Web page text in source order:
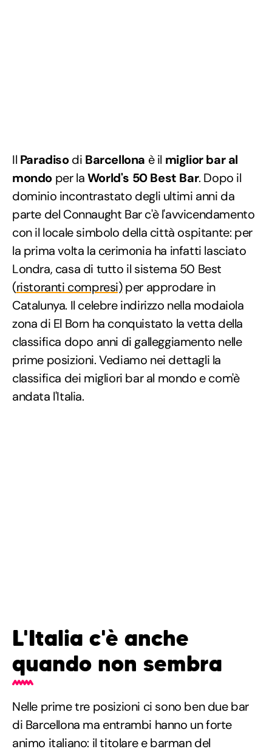
Il Paradisodi Barcellona è il miglior bar al
mondo per laWorld's 50 Best Bar. Dopo il
dominio incontrastato degli ultimi anni da
parte del Connaught Bar c'è l'avvicendamento
con il locale simbolo della città ospitante: per
la prima volta la cerimonia ha infatti lasciato
Londra, casa di tutto il sistema 50 Best
(ristoranti compresi)per approdare in
Catalunya. Il celebre indirizzo nella modaiola
zona di El Born ha conquistato la vetta della
classifica dopo anni di galleggiamento nelle
prime posizioni. Vediamo nei dettagli la
classifica dei migliori bar al mondo e com'è
andata l'Italia.
L'Italia c'è anche
quando non sembra
Nelle prime tre posizioni ci sono ben due bar
di Barcellona ma entrambi hanno un forte
animo italiano: il titolare e barman del